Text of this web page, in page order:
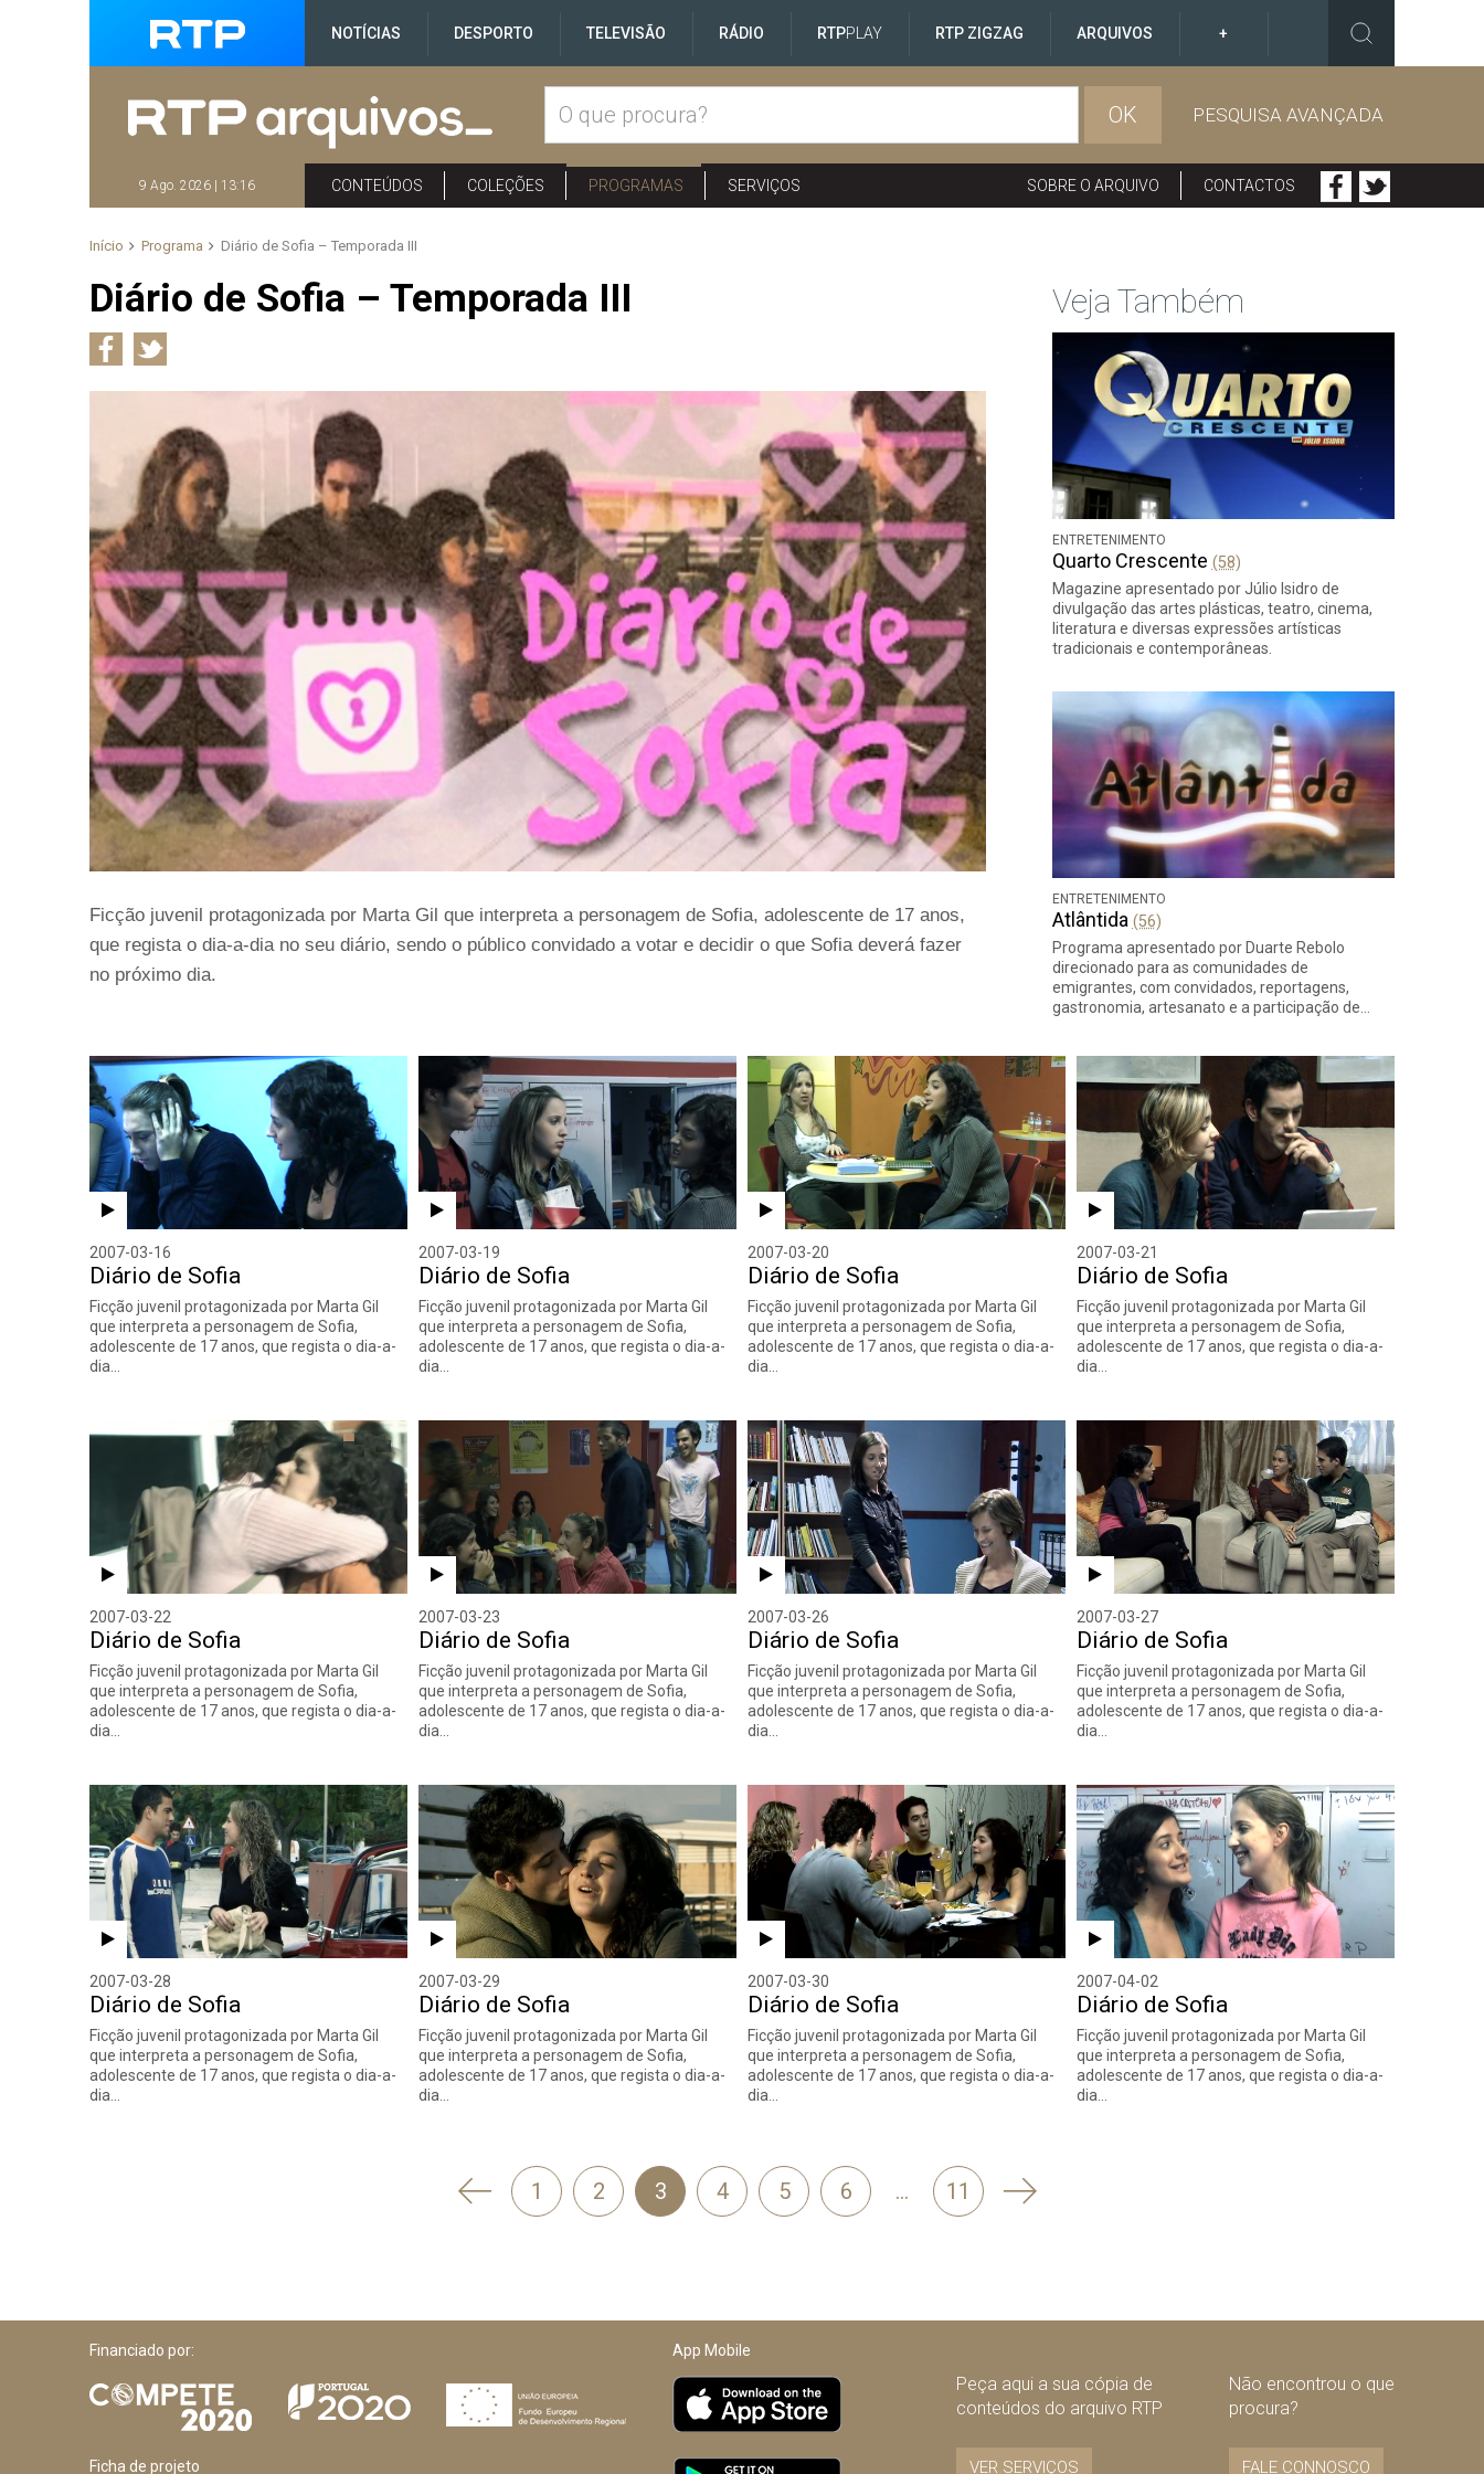
NOTÍCIAS DESPORTO TELEVISÃO RÁDIO RTPPLAY RTP ZIGZAG ARQUIVOS +
OK PESQUISA AVANÇADA
9 Ago. 2026 | 13:16 CONTEÚDOS COLEÇÕES PROGRAMAS SERVIÇOS SOBRE O ARQUIVO CONTACTOS
Início Programa Diário de Sofia – Temporada III
Diário de Sofia – Temporada III
Ficção juvenil protagonizada por Marta Gil que interpreta a personagem de Sofia, adolescente de 17 anos,
que regista o dia-a-dia no seu diário, sendo o público convidado a votar e decidir o que Sofia deverá fazer
no próximo dia.
2007-03-16
Diário de Sofia
Ficção juvenil protagonizada por Marta Gil
que interpreta a personagem de Sofia,
adolescente de 17 anos, que regista o dia-a-
dia…
2007-03-19
Diário de Sofia
Ficção juvenil protagonizada por Marta Gil
que interpreta a personagem de Sofia,
adolescente de 17 anos, que regista o dia-a-
dia…
2007-03-20
Diário de Sofia
Ficção juvenil protagonizada por Marta Gil
que interpreta a personagem de Sofia,
adolescente de 17 anos, que regista o dia-a-
dia…
2007-03-21
Diário de Sofia
Ficção juvenil protagonizada por Marta Gil
que interpreta a personagem de Sofia,
adolescente de 17 anos, que regista o dia-a-
dia…
2007-03-22
Diário de Sofia
Ficção juvenil protagonizada por Marta Gil
que interpreta a personagem de Sofia,
adolescente de 17 anos, que regista o dia-a-
dia…
2007-03-23
Diário de Sofia
Ficção juvenil protagonizada por Marta Gil
que interpreta a personagem de Sofia,
adolescente de 17 anos, que regista o dia-a-
dia…
2007-03-26
Diário de Sofia
Ficção juvenil protagonizada por Marta Gil
que interpreta a personagem de Sofia,
adolescente de 17 anos, que regista o dia-a-
dia…
2007-03-27
Diário de Sofia
Ficção juvenil protagonizada por Marta Gil
que interpreta a personagem de Sofia,
adolescente de 17 anos, que regista o dia-a-
dia…
2007-03-28
Diário de Sofia
Ficção juvenil protagonizada por Marta Gil
que interpreta a personagem de Sofia,
adolescente de 17 anos, que regista o dia-a-
dia…
2007-03-29
Diário de Sofia
Ficção juvenil protagonizada por Marta Gil
que interpreta a personagem de Sofia,
adolescente de 17 anos, que regista o dia-a-
dia…
2007-03-30
Diário de Sofia
Ficção juvenil protagonizada por Marta Gil
que interpreta a personagem de Sofia,
adolescente de 17 anos, que regista o dia-a-
dia…
2007-04-02
Diário de Sofia
Ficção juvenil protagonizada por Marta Gil
que interpreta a personagem de Sofia,
adolescente de 17 anos, que regista o dia-a-
dia…
'
1 2 3 4 5 6 … 11 Seguinte
Veja Também
ENTRETENIMENTO
Quarto Crescente (58)
Magazine apresentado por Júlio Isidro de
divulgação das artes plásticas, teatro, cinema,
literatura e diversas expressões artísticas
tradicionais e contemporâneas.
ENTRETENIMENTO
Atlântida (56)
Programa apresentado por Duarte Rebolo
direcionado para as comunidades de
emigrantes, com convidados, reportagens,
gastronomia, artesanato e a participação de…
Financiado por:
Ficha de projeto
App Mobile
Peça aqui a sua cópia de
conteúdos do arquivo RTP
VER SERVIÇOS
Não encontrou o que
procura?
FALE CONNOSCO